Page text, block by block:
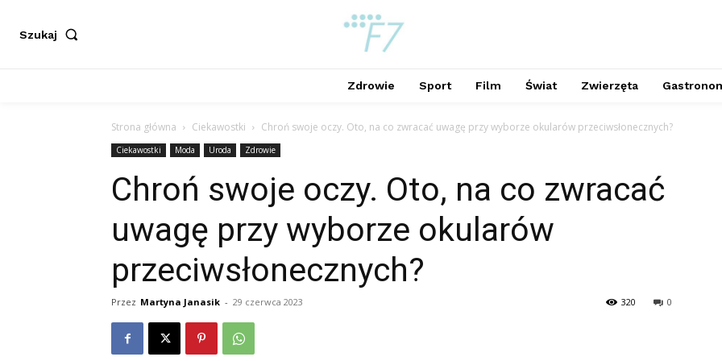
Szukaj
Zdrowie Sport Film Świat Zwierzęta
Strona główna Ciekawostki Chroń swoje oczy. Oto, na co zwracać uwagę przy wyborze okularów przeciwsłonecznych?
Ciekawostki Moda Uroda Zdrowie
Chroń swoje oczy. Oto, na co zwracać
uwagę przy wyborze okularów
przeciwsłonecznych?
Przez Martyna Janasik - 29 czerwca 2023 0
320